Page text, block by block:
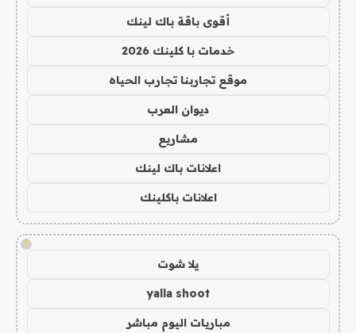
أقوى باقة باك لينك
خدمات با كلينك 2026
موقع تجاربنا تجارب الحياه
ديوان العرب
مشاريع
اعلانات باك لينك
اعلانات باكلينك
!
يلا شوت
yalla shoot
مباريات اليوم مباشر